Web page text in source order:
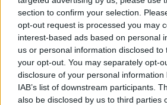
section to confirm your selection.
opt-out request is processed you may
interest-based ads based on personal
us or personal information disclosed
your opt-out. You may separately opt-
disclosure of your personal
IAB’s list of downstream participants.
also be disclosed by us to third parties